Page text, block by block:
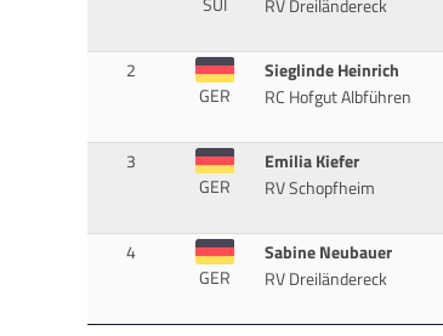
RV Dreiländereck
2
GER
Sieglinde Heinrich
RC Hofgut Albführen
3
GER
Emilia Kiefer
RV Schopfheim
4
GER
Sabine Neubauer
RV Dreiländereck